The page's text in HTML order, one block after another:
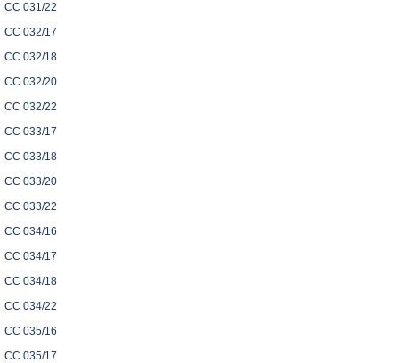
CC 031/22
CC 032/17
CC 032/18
CC 032/20
CC 032/22
CC 033/17
CC 033/18
CC 033/20
CC 033/22
CC 034/16
CC 034/17
CC 034/18
CC 034/22
CC 035/16
CC 035/17